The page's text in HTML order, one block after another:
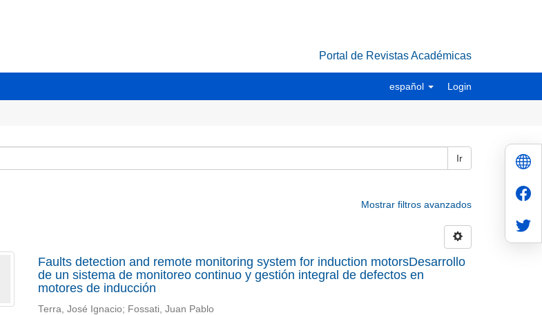
Portal de Revistas Académicas
español Login
Ir
Mostrar filtros avanzados
Faults detection and remote monitoring system for induction motorsDesarrollo
de un sistema de monitoreo continuo y gestión integral de defectos en
motores de inducción
Terra, José Ignacio; Fossati, Juan Pablo